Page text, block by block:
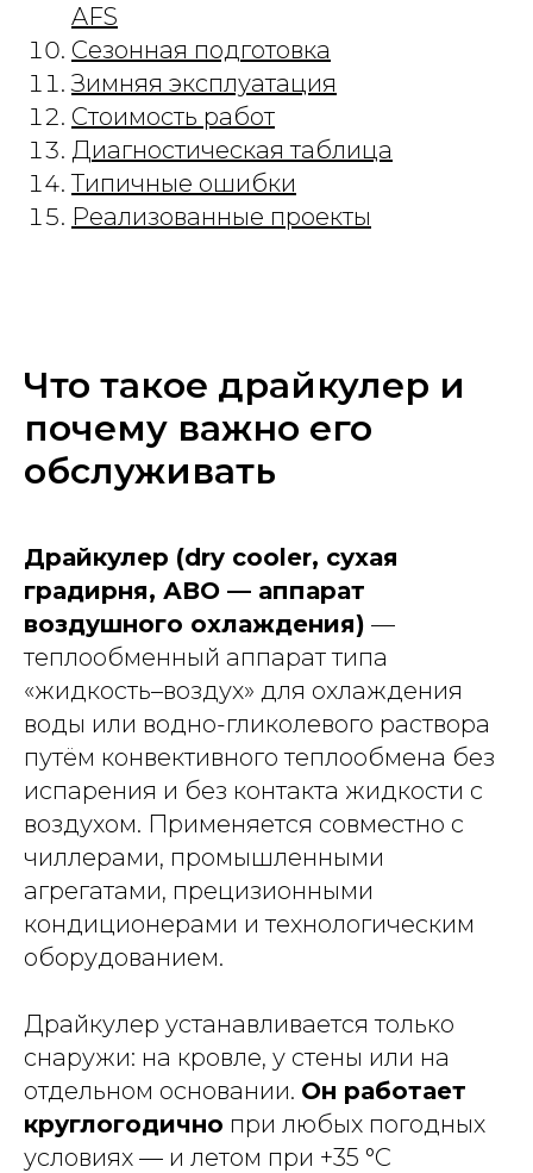
AFS
Сезонная подготовка
Зимняя эксплуатация
Стоимость работ
Диагностическая таблица
Типичные ошибки
Реализованные проекты
Что такое драйкулер и
почему важно его
обслуживать
Драйкулер (dry cooler, сухая
градирня, АВО — аппарат
воздушного охлаждения) —
теплообменный аппарат типа
«жидкость–воздух» для охлаждения
воды или водно-гликолевого раствора
путём конвективного теплообмена без
испарения и без контакта жидкости с
воздухом. Применяется совместно с
чиллерами, промышленными
агрегатами, прецизионными
кондиционерами и технологическим
оборудованием.
Драйкулер устанавливается только
снаружи: на кровле, у стены или на
отдельном основании. Он работает
круглогодично при любых погодных
условиях — и летом при +35 °C